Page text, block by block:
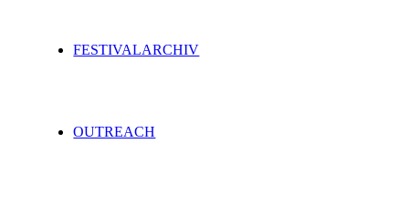
FESTIVALARCHIV
OUTREACH